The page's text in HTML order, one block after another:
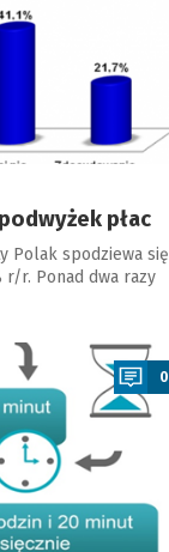
płac
Polak spodziewa się
r/r. Ponad dwa razy
0